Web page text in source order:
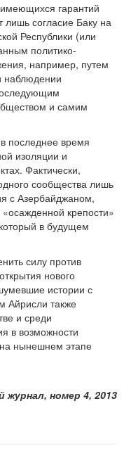
гарантий
лишь согласие Баку на
Республики (или
политико-
например, путем
наблюдении
и самим
последнее время
изоляции и
Фактически,
сообщества лишь
с Азербайджаном,
крепости»
в будущем
силу против
нового
истории с
также
и среди
в возможности
нынешнем этапе
журнал, номер 4, 2013